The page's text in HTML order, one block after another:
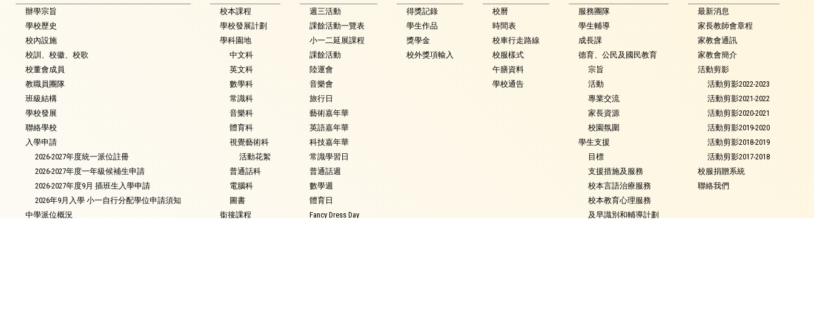
辦學宗旨
學校歷史
校內設施
校訓、校徽、校歌
校董會成員
教職員團隊
班級結構
學校發展
聯絡學校
入學申請
2026-2027年度統一派位註冊
2026-2027年度一年級候補生申請
2026-2027年度9月 插班生入學申請
2026年9月入學 小一自行分配學位申請須知
中學派位概況
校本課程
學校發展計劃
學科園地
中文科
英文科
數學科
常識科
音樂科
體育科
視覺藝術科
活動花絮
普通話科
電腦科
圖書
銜接課程
週三活動
課餘活動一覽表
小一二延展課程
課餘活動
陸運會
音樂會
旅行日
藝術嘉年華
英語嘉年華
科技嘉年華
常識學習日
普通話週
數學週
體育日
Fancy Dress Day
得獎記錄
學生作品
獎學金
校外獎項輸入
校曆
時間表
校車行走路線
校服樣式
午膳資料
學校通告
服務團隊
學生輔導
成長課
德育、公民及國民教育
宗旨
活動
專業交流
家長資源
校園氛圍
學生支援
目標
支援措施及服務
校本言語治療服務
校本教育心理服務
及早識別和輔導計劃
最新消息
家長教師會章程
家教會通訊
家教會簡介
活動剪影
活動剪影2022-2023
活動剪影2021-2022
活動剪影2020-2021
活動剪影2019-2020
活動剪影2018-2019
活動剪影2017-2018
校服捐贈系統
聯絡我們